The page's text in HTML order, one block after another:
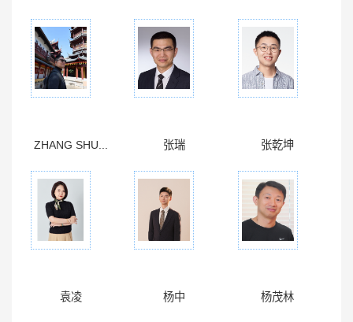
ZHANG SHU... 张瑞 张乾坤
袁凌 杨中 杨茂林